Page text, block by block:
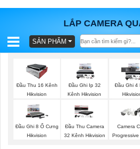
LẮP CAMERA
BÁO
TRỌN
GÓI
SẢN
SẢN PHẨM
Đầu Thu 16 Kênh
Hikvision
Đầu Ghi Ip 32
Kênh Hikvision
Đầu Ghi 4
Đầu Ghi 8 Ổ Cưng
Hikvision
Đầu Thu Camera
32 Kênh Hikvision
Camera
Progressive